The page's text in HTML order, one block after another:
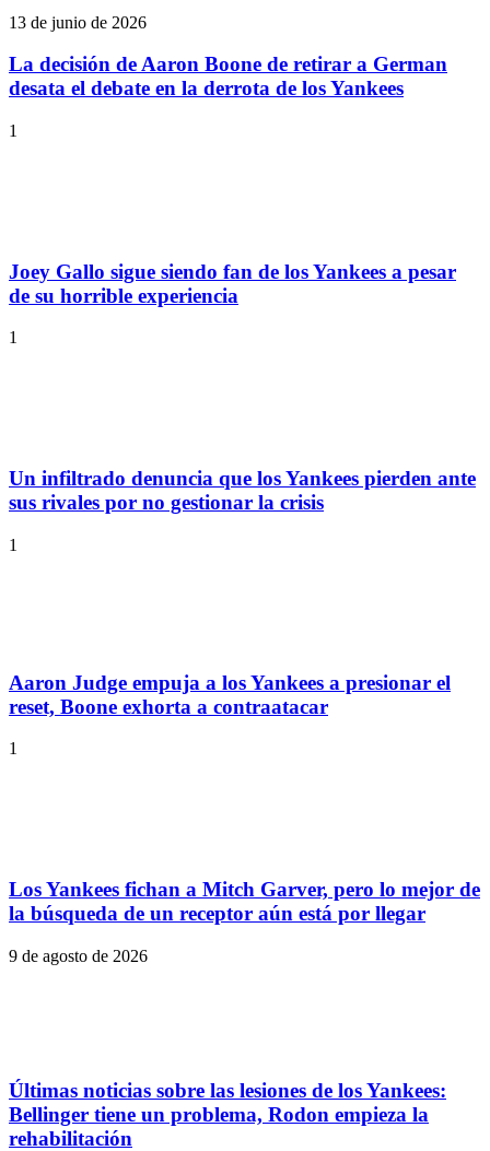
13 de junio de 2026
La decisión de Aaron Boone de retirar a German
desata el debate en la derrota de los Yankees
1
Joey Gallo sigue siendo fan de los Yankees a pesar
de su horrible experiencia
1
Un infiltrado denuncia que los Yankees pierden ante
sus rivales por no gestionar la crisis
1
Aaron Judge empuja a los Yankees a presionar el
reset, Boone exhorta a contraatacar
1
Los Yankees fichan a Mitch Garver, pero lo mejor de
la búsqueda de un receptor aún está por llegar
9 de agosto de 2026
Últimas noticias sobre las lesiones de los Yankees:
Bellinger tiene un problema, Rodon empieza la
rehabilitación